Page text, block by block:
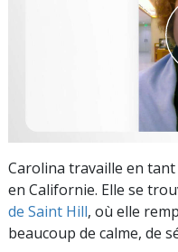
Carolina travaille en
en Californie. Elle se
de Saint Hill, où elle
beaucoup de calme, de